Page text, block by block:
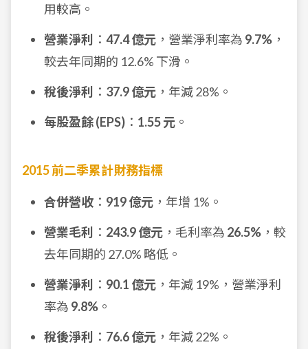
用較高。
營業淨利
： 47.4 億元 ，營業淨利率為 9.7% ，
較去年同期的 12.6% 下滑。
稅後淨利
： 37.9 億元 ，年減 28%。
每股盈餘 (EPS) ： 1.55 元 。
2015 前二季累計財務指標
合併營收 ： 919 億元 ，年增 1%。
營業毛利
： 243.9 億元 ，毛利率為 26.5% ，較
去年同期的 27.0% 略低。
營業淨利
： 90.1 億元 ，年減 19%，營業淨利
率為 9.8% 。
稅後淨利
： 76.6 億元 ，年減 22%。